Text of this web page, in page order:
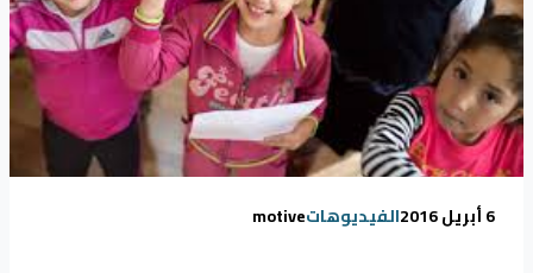
6 أبريل 2016 الفيديوهاتmotive